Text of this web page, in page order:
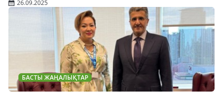
26.09.2025
БАСТЫ ЖАҢАЛЫҚТАР